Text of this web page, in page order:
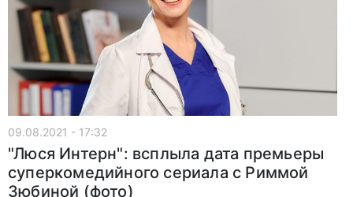
09.08.2021 - 17:32
"Люся Интерн": всплыла дата премьеры
суперкомедийного сериала с Риммой
Зюбиной (фото)